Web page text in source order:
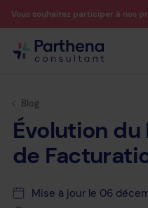
Vous souhaitez participer à nos
Blog
Évolution du
de
Mise à jour le 06